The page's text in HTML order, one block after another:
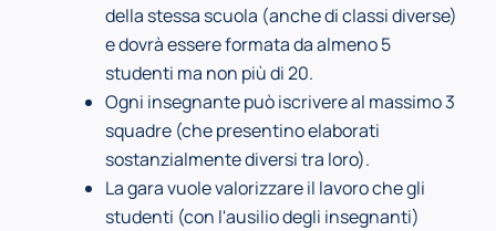
della stessa scuola (anche di classi diverse)
e dovrà essere formata da almeno 5
studenti ma non più di 20.
Ogni insegnante può iscrivere al massimo 3
squadre (che presentino elaborati
sostanzialmente diversi tra loro).
La gara vuole valorizzare il lavoro che gli
studenti (con l'ausilio degli insegnanti)